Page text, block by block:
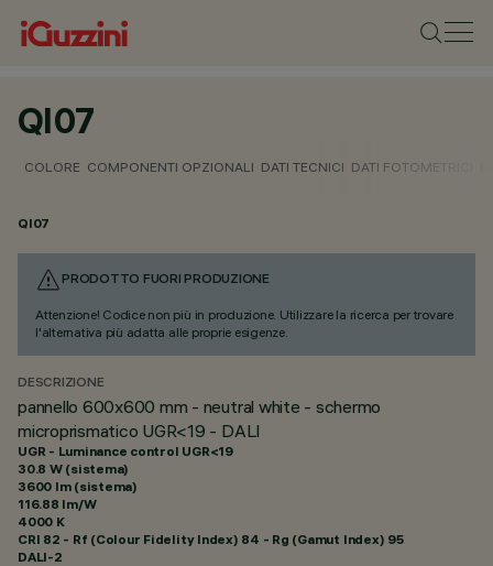
QI07
COLORE COMPONENTI OPZIONALI DATI TECNICI DATI FOTOMETRICI
QI07
PRODOTTO FUORI PRODUZIONE
Attenzione! Codice non più in produzione. Utilizzare la ricerca per trovare
l'alternativa più adatta alle proprie esigenze.
DESCRIZIONE
pannello 600x600 mm - neutral white - schermo
microprismatico UGR<19 - DALI
UGR - Luminance control UGR<19
30.8 W (sistema)
3600 lm (sistema)
116.88 lm/W
4000 K
CRI 82 - Rf (Colour Fidelity Index) 84 - Rg (Gamut Index) 95
DALI-2